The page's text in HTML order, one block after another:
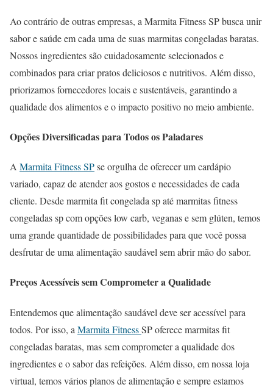
Ao contrário de outras empresas, a Marmita Fitness SP busca unir
sabor e saúde em cada uma de suas marmitas congeladas baratas.
Nossos ingredientes são cuidadosamente selecionados e
combinados para criar pratos deliciosos e nutritivos. Além disso,
priorizamos fornecedores locais e sustentáveis, garantindo a
qualidade dos alimentos e o impacto positivo no meio ambiente.
Opções Diversificadas para Todos os Paladares
A Marmita Fitness SPse orgulha de oferecer um cardápio
variado, capaz de atender aos gostos e necessidades de cada
cliente. Desde marmita fit congelada sp até marmitas fitness
congeladas sp com opções low carb, veganas e sem glúten, temos
uma grande quantidade de possibilidades para que você possa
desfrutar de uma alimentação saudável sem abrir mão do sabor.
Preços Acessíveis sem Comprometer a Qualidade
Entendemos que alimentação saudável deve ser acessível para
todos. Por isso, a Marmita FitnessSP oferece marmitas fit
congeladas baratas, mas sem comprometer a qualidade dos
ingredientes e o sabor das refeições. Além disso, em nossa loja
virtual, temos vários planos de alimentação e sempre estamos